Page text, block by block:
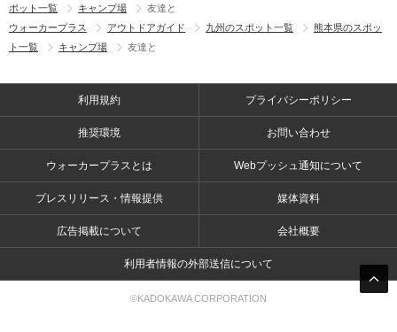
ポット一覧
キャンプ場
友達と
ウォーカープラス
アウトドアガイド 九州のスポット一覧
熊本県のスポッ
ト一覧
キャンプ場 友達と
利用規約 プライバシーポリシー
推奨環境 お問い合わせ
ウォーカープラスとは Webプッシュ通知について
プレスリリース・情報提供 媒体資料
広告掲載について 会社概要
利用者情報の外部送信について
©KADOKAWA CORPORATION